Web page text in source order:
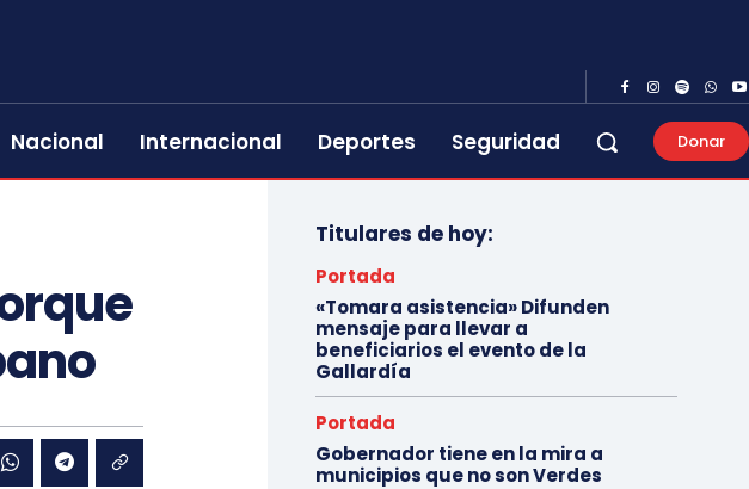
Nacional Internacional Deportes Seguridad Donar
Titulares de hoy:
Portada
«Tomara asistencia» Difunden
mensaje para llevar a
beneficiarios el evento de la
Gallardía
Portada
Gobernador tiene en la mira a
municipios que no son Verdes